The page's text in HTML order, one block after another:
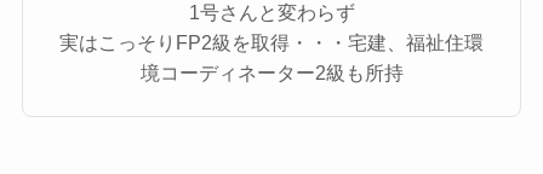
1号さんと変わらず
実はこっそりFP2級を取得・・・宅建、福祉住環
境コーディネーター2級も所持